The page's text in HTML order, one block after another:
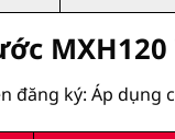
đăng ký: Áp dụng